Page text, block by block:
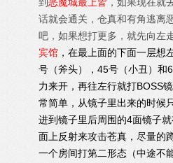
话就会通关，仓真和有角逃离
吧，如果想打更多，就先向左
宾馆 ，在最上面的下面一层想
号（斧头），45号（小丑）和
力来开，再往左行就打BOSS
常简单，从镜子里出来的时候
进到镜子里后周围的4面镜子
面上反射来攻击苍真，尽量的
一个房间打第二形态（中途不